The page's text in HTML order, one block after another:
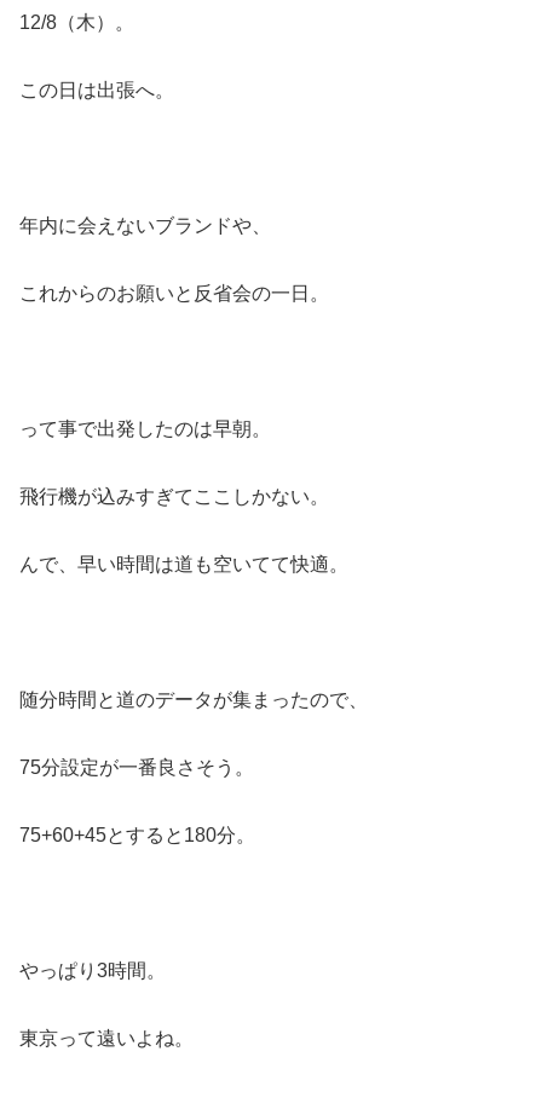
12/8（木）。
この日は出張へ。
年内に会えないブランドや、
これからのお願いと反省会の一日。
って事で出発したのは早朝。
飛行機が込みすぎてここしかない。
んで、早い時間は道も空いてて快適。
随分時間と道のデータが集まったので、
75分設定が一番良さそう。
75+60+45とすると180分。
やっぱり3時間。
東京って遠いよね。